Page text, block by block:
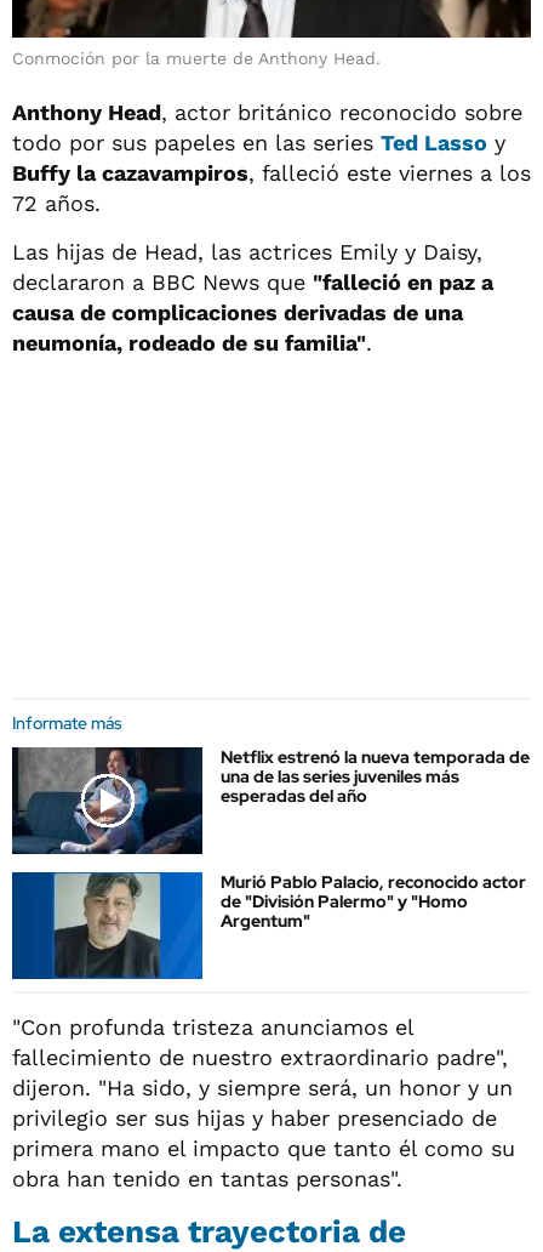
Conmoción por la muerte de Anthony Head.
Anthony Head, actor británico reconocido sobre
todo por sus papeles en las series Ted Lasso y
Buffy la cazavampiros, falleció este viernes a los
72 años.
Las hijas de Head, las actrices Emily y Daisy,
declararon a BBC News que "falleció en paz a
causa de complicaciones derivadas de una
neumonía, rodeado de su familia".
Informate más
Netflix estrenó la nueva temporada de
una de las series juveniles más
esperadas del año
Murió Pablo Palacio, reconocido actor
de "División Palermo" y "Homo
Argentum"
"Con profunda tristeza anunciamos el
fallecimiento de nuestro extraordinario padre",
dijeron. "Ha sido, y siempre será, un honor y un
privilegio ser sus hijas y haber presenciado de
primera mano el impacto que tanto él como su
obra han tenido en tantas personas".
La extensa trayectoria de